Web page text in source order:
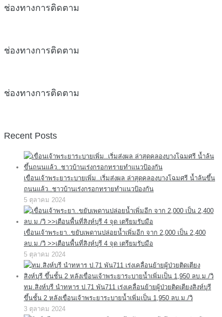
ช่องทางการติดตาม
ช่องทางการติดตาม
ช่องทางการติดตาม
Recent Posts
เขื่อนเจ้าพระยาระบายเพิ่ม..เริ่มส่งผล ล่าสุดคลองบางโฉมศรี น้ำล้นขึ้น
ถนนแล้ว..ชาวบ้านเร่งกรอกทรายทำแนวป้องกัน
5 ตุลาคม 2024
เขื่อนเจ้าพระยา..ขยับเพดานปล่อยน้ำเพิ่มอีก จาก 2,000 เป็น 2,400
ลบ.ม./วิ >>เตือนพื้นที่สิงห์บุรี 4 จุด เตรียมรับมือ
5 ตุลาคม 2024
ทม.สิงห์บุรี นำทหาร ป.71 พัน711 เร่งเคลื่อนย้ายผู้ป่วยติดเตียงสิงห์บุรี
ขึ้นชั้น 2 หลังเขื่อนเจ้าพระยาระบายน้ำเพิ่มเป็น 1,950 ลบ.ม./วิ
3 ตุลาคม 2024